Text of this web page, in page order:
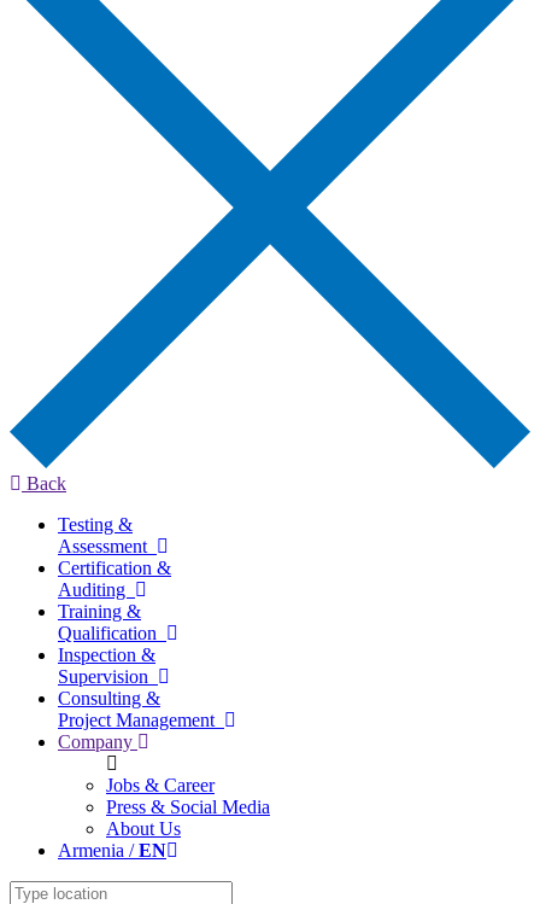
Back
Testing &
Assessment
Certification &
Auditing
Training &
Qualification
Inspection &
Supervision
Consulting &
Project Management
Company
Jobs & Career
Press & Social Media
About Us
Armenia /EN